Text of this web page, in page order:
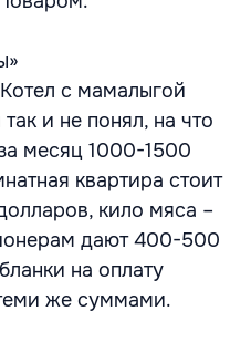
с мамалыгой
и не понял, на что
месяц 1000-1500
квартира стоит
кило мяса –
дают 400-500
на оплату
же суммами.